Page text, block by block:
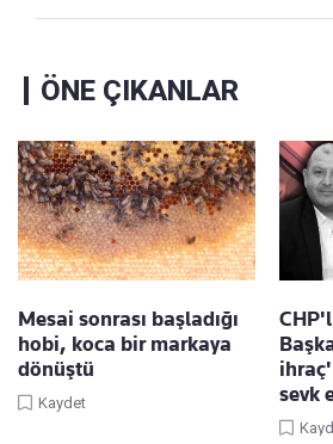
ÖNE ÇIKANLAR
Mesai sonrası başladığı
hobi, koca bir markaya
dönüştü
Kaydet
sevk